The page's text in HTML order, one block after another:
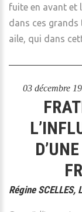
fuite en avant et
dans ces
aile, qui dans
03 décembre
Régine